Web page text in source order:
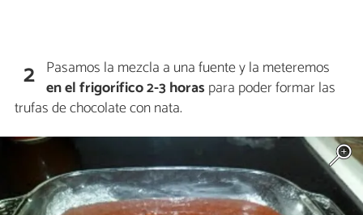
2 Pasamos la mezcla a una fuente y la meteremos
en el frigorífico 2-3 horas para poder formar las
trufas de chocolate con nata.